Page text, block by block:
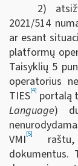
2)
2021/514
ar esant
platformų
Taisyklių 5
operatorius
TIES[4] portalą
Language)
VMI[5]
raštu,
dokumentus.